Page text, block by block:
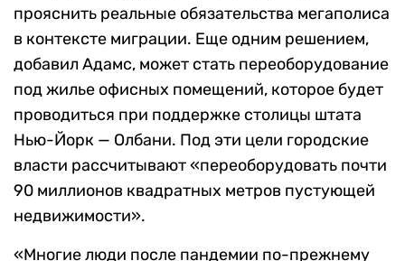
прояснить реальные обязательства мегаполиса
в контексте миграции. Еще одним решением,
добавил Адамс, может стать переоборудование
под жилье офисных помещений, которое будет
проводиться при поддержке столицы штата
Нью-Йорк — Олбани. Под эти цели городские
власти рассчитывают «переоборудовать почти
90 миллионов квадратных метров пустующей
недвижимости».
«Многие люди после пандемии по-прежнему